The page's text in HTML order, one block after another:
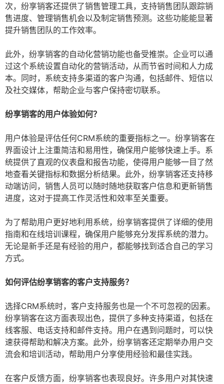
次，纷享销客还提供了销售管理工具，支持销售团队跟踪销
售进度、管理销售机会以及制定销售预测。这些功能能显著
提升销售团队的工作效率。
此外，纷享销客的自动化营销功能也备受推崇。企业可以通
过这个系统设置自动化的营销活动，从而节省时间和人力成
本。同时，系统支持多渠道的客户沟通，包括邮件、短信以
及社交媒体，帮助企业与客户保持密切联系。
纷享销客的用户体验如何？
用户体验是评估任何CRM系统的重要指标之一。纷享销客在
界面设计上注重简洁和易用性，确保用户能够快速上手。系
统提供了直观的仪表盘和报告功能，使得用户能够一目了然
地查看关键指标和数据分析结果。此外，纷享销客还支持移
动端访问，销售人员可以随时随地获取客户信息和更新销售
进度，这对于提高工作灵活性和效率至关重要。
为了帮助用户更好地利用系统，纷享销客提供了详细的使用
指南和在线培训课程，确保用户能够充分发挥系统的潜力。
无论是新手还是有经验的用户，都能够找到适合自己的学习
方式。
如何评估纷享销客的客户支持服务？
选择CRM系统时，客户支持服务也是一个不可忽视的因素。
纷享销客在这方面表现出色，提供了多种支持渠道，包括在
线客服、电话支持和邮件支持。用户在遇到问题时，可以快
速获得帮助和解决方案。此外，纷享销客还定期举办用户交
流会和培训活动，帮助用户分享使用经验和最佳实践。
在客户反馈方面，纷享销客也表现良好。许多用户对其快速